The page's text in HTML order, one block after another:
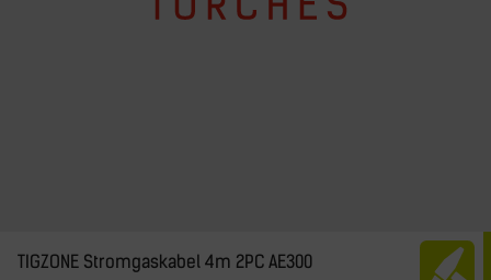
TIGZONE Stromgaskabel 4m 2PC AE300